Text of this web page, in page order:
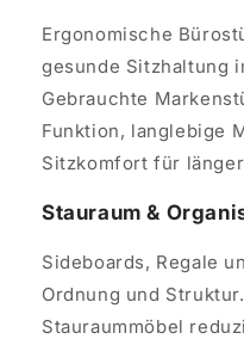
Ergonomische
gesunde Sitzhaltung
Gebrauchte
Funktion, langlebige
Sitzkomfort für
Stauraum &
Sideboards, Regale
Ordnung und
Stauraummöbel